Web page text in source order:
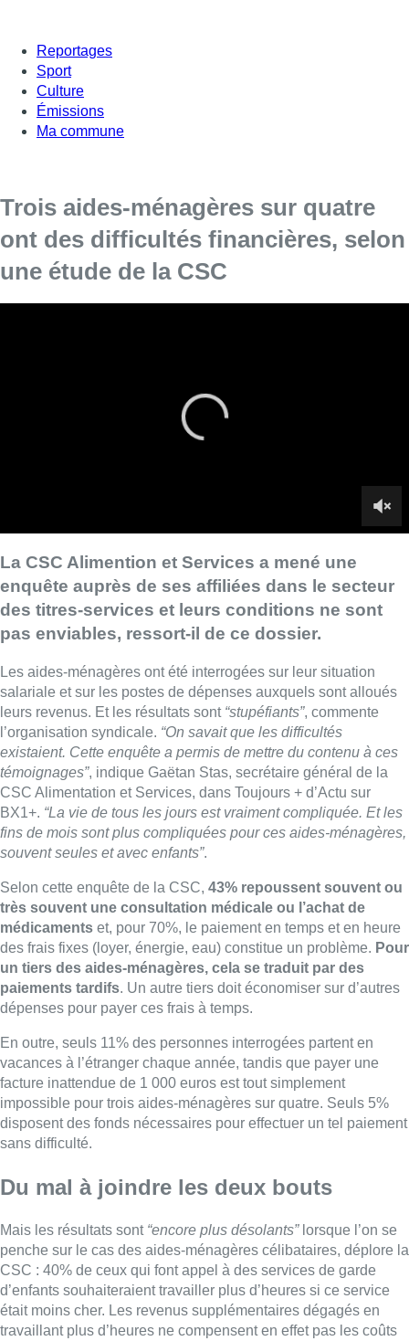
Reportages
Sport
Culture
Émissions
Ma commune
Trois aides-ménagères sur quatre
ont des difficultés financières, selon
une étude de la CSC
Les aides-ménagères ont été interrogées sur leur situation
existaient. Cette enquête a permis de mettre du contenu à ces
, indique Gaëtan Stas, secrétaire général de la
BX1+.“La vie de tous les jours est vraiment compliquée. Et les
fins de mois sont plus compliquées pour ces aides-ménagères,
souvent seules et avec enfants”.
Selon cette enquête de la CSC,43% repoussent souvent ou
très souvent une consultation médicale ou l’achat de
médicamentset, pour 70%, le paiement en temps et en heure
des frais fixes (loyer, énergie, eau) constitue un problème. Pour
un tiers des aides-ménagères, cela se traduit par des
paiements tardifs. Un autre tiers doit économiser sur d’autres
dépenses pour payer ces frais à temps.
En outre, seuls 11% des personnes interrogées partent en
vacances à l’étranger chaque année, tandis que payer une
facture inattendue de 1 000 euros est tout simplement
impossible pour trois aides-ménagères sur quatre. Seuls 5%
disposent des fonds nécessaires pour effectuer un tel paiement
sans difficulté.
Du mal à joindre les deux bouts
Mais les résultats sont “encore plus désolants”lorsque l’on se
penche sur le cas des aides-ménagères célibataires, déplore la
d’enfants souhaiteraient travailler plus d’heures si ce service
était moins cher. Les revenus supplémentaires dégagés en
travaillant plus d’heures ne compensent en effet pas les coûts
liés à la garde d’enfants. D’ailleurs,90% des aides-
ménagères célibataires (93% des célibataires avec enfants)
éprouvent chaque mois des difficultés à joindre les deux
souvent, voire très souvent une consultation médicale ou
Un salaire horaire de 12,30 euros
Le salaire horaire maximum pour le personnel du secteur des
titres-services est de 12,30 euros et 90% des aides-ménagères
travaillent à temps partiel, situe le syndicat chrétien. La durée